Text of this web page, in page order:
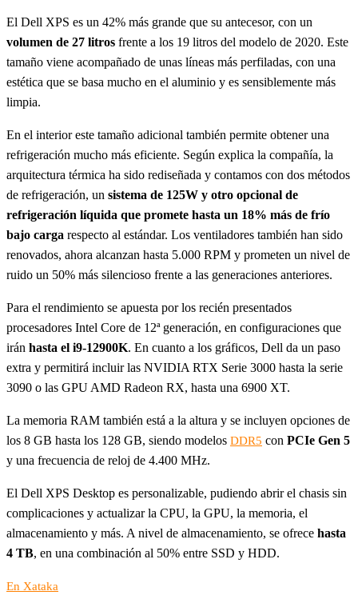
El Dell XPS es un 42% más grande que su antecesor, con un
volumen de 27 litros frente a los 19 litros del modelo de 2020. Este
tamaño viene acompañado de unas líneas más perfiladas, con una
estética que se basa mucho en el aluminio y es sensiblemente más
limpia.
En el interior este tamaño adicional también permite obtener una
refrigeración mucho más eficiente. Según explica la compañía, la
arquitectura térmica ha sido rediseñada y contamos con dos métodos
de refrigeración, un sistema de 125W y otro opcional de
refrigeración líquida que promete hasta un 18% más de frío
bajo carga respecto al estándar. Los ventiladores también han sido
renovados, ahora alcanzan hasta 5.000 RPM y prometen un nivel de
ruido un 50% más silencioso frente a las generaciones anteriores.
Para el rendimiento se apuesta por los recién presentados
procesadores Intel Core de 12ª generación, en configuraciones que
irán hasta el i9-12900K. En cuanto a los gráficos, Dell da un paso
extra y permitirá incluir las NVIDIA RTX Serie 3000 hasta la serie
3090 o las GPU AMD Radeon RX, hasta una 6900 XT.
La memoria RAM también está a la altura y se incluyen opciones de
los 8 GB hasta los 128 GB, siendo modelos DDR5 con PCIe Gen 5
y una frecuencia de reloj de 4.400 MHz.
El Dell XPS Desktop es personalizable, pudiendo abrir el chasis sin
complicaciones y actualizar la CPU, la GPU, la memoria, el
almacenamiento y más. A nivel de almacenamiento, se ofrece hasta
4 TB, en una combinación al 50% entre SSD y HDD.
En Xataka